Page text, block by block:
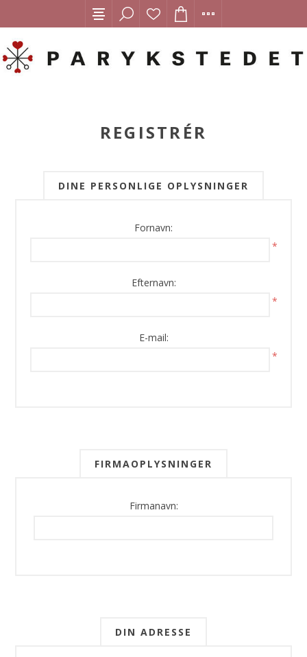
REGISTRÉR
DINE PERSONLIGE OPLYSNINGER
Fornavn:
*
Efternavn:
*
E-mail:
*
FIRMAOPLYSNINGER
Firmanavn:
DIN ADRESSE